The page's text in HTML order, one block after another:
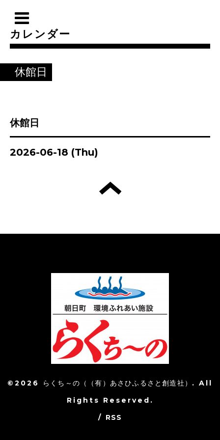
カレンダー
休館日
休館日
2026-06-18 (Thu)
©2026 らくち～の（（有）あさひふるさと創造社） . All
Rights Reserved.
/ RSS